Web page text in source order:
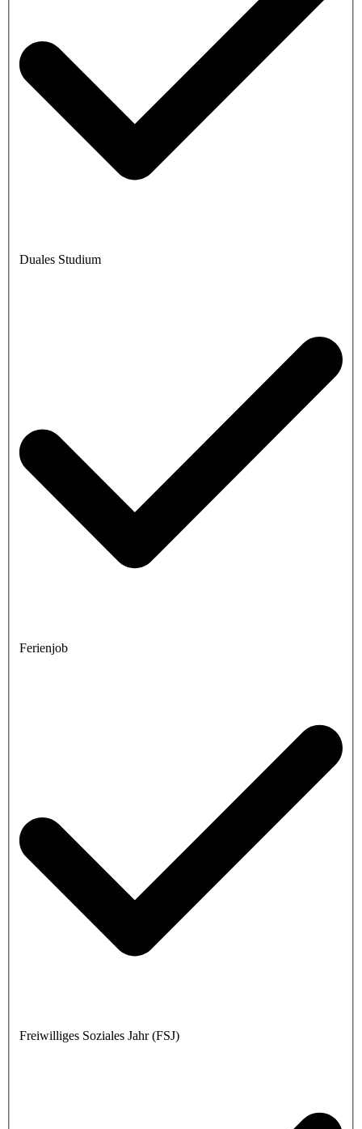
Duales Studium
Ferienjob
Freiwilliges Soziales Jahr (FSJ)